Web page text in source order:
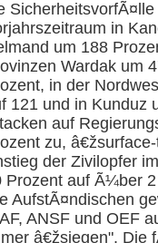
in
um 188
Wardak um
in der
121 und in Kunduz
auf
zu,
der Zivilopfer
Prozent auf Ã¼ber
AufstÃ¤ndischen
ANSF und OEF
â€žsiegen". Die